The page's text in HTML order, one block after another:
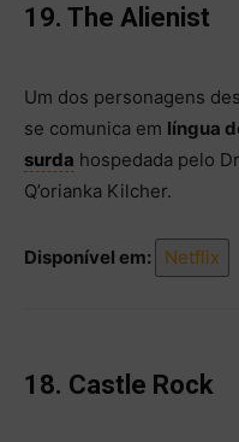
19. The Alienist
Um dos personagens
se comunica em língua
surda hospedada pelo
Q’orianka Kilcher.
Disponível em: Netflix
18. Castle Rock